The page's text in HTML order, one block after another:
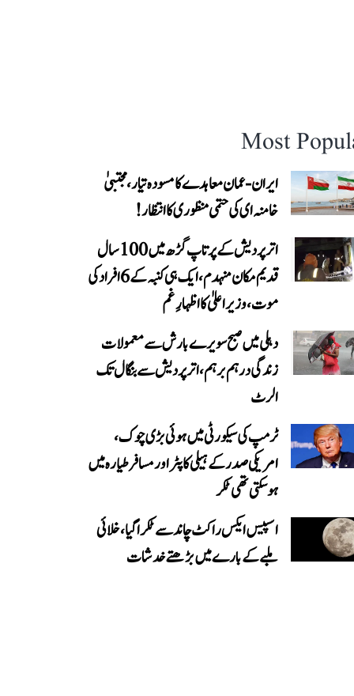
Most
ایران-عمان معاہدے کا مسودہ تیار، مجتبیٰ
خامنہ ای کی حتمی منظوری کا انتظار!
اتر پردیش کے پرتاپ گڑھ میں 100 سال
قدیم مکان منہدم، ایک ہی کنبہ کے 6 افراد کی
موت، وزیر اعلیٰ کا اظہارِ غم
دہلی میں صبح سویرے بارش سے معمولات
زندگی درہم برہم، اترپردیش سے بنگال تک
الرٹ
ٹرمپ کی سیکورٹی میں ہوئی بڑی چوک،
امریکی صدر کے ہیلی کاپٹر اور مسافر طیارہ میں
ہو سکتی تھی ٹکر
اسپیس ایکس راکٹ چاند سے ٹکرا گیا، خلائی
ملبے کے بارے میں بڑھتے خدشات